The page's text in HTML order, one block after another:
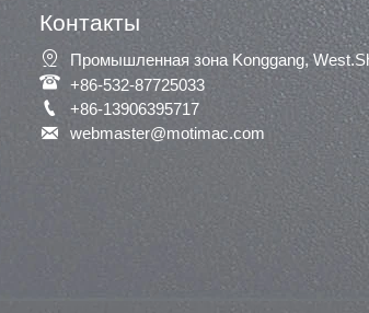
P100
Подходит для небольшой
фабрики шлифовки и
домашнего DIY.
Подходит для дерева и
Контакты
 Промышленная зона Konggang,
 +86-532-87725033
 +86-13906395717
 webmaster@motimac.com